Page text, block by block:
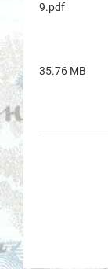
9.pdf
35.76 MB